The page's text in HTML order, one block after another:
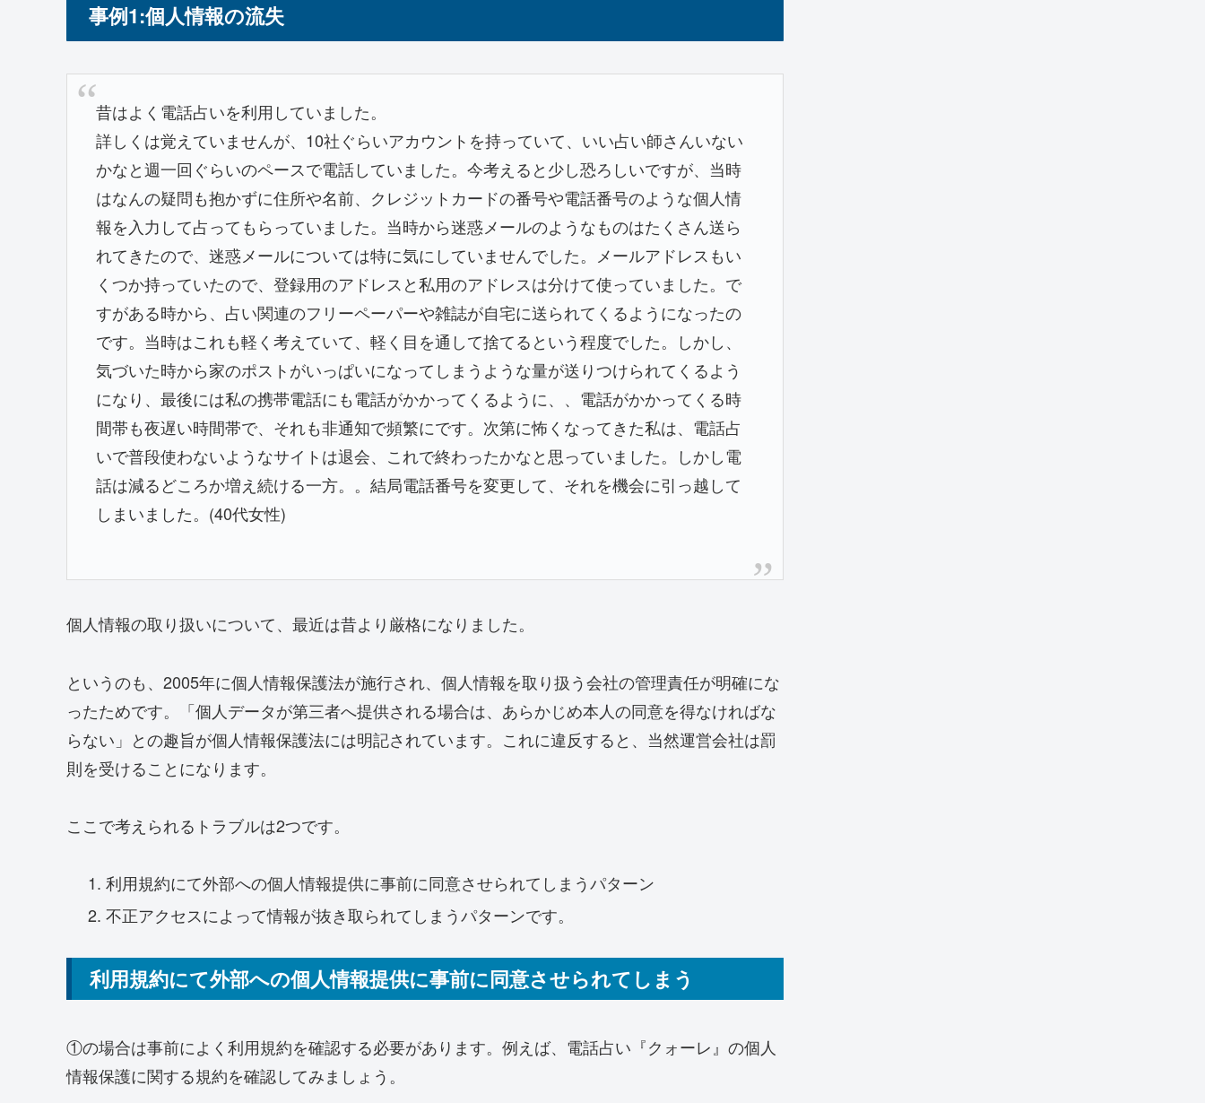
事例1:個人情報の流失
昔はよく電話占いを利用していました。
詳しくは覚えていませんが、10社ぐらいアカウントを持っていて、いい占い師さんいない
かなと週一回ぐらいのペースで電話していました。今考えると少し恐ろしいですが、当時
はなんの疑問も抱かずに住所や名前、クレジットカードの番号や電話番号のような個人情
報を入力して占ってもらっていました。当時から迷惑メールのようなものはたくさん送ら
れてきたので、迷惑メールについては特に気にしていませんでした。メールアドレスもい
くつか持っていたので、登録用のアドレスと私用のアドレスは分けて使っていました。で
すがある時から、占い関連のフリーペーパーや雑誌が自宅に送られてくるようになったの
です。当時はこれも軽く考えていて、軽く目を通して捨てるという程度でした。しかし、
気づいた時から家のポストがいっぱいになってしまうような量が送りつけられてくるよう
になり、最後には私の携帯電話にも電話がかかってくるように、、電話がかかってくる時
間帯も夜遅い時間帯で、それも非通知で頻繁にです。次第に怖くなってきた私は、電話占
いで普段使わないようなサイトは退会、これで終わったかなと思っていました。しかし電
話は減るどころか増え続ける一方。。結局電話番号を変更して、それを機会に引っ越して
しまいました。(40代女性)
個人情報の取り扱いについて、最近は昔より厳格になりました。
というのも、 2005年に個人情報保護法が施行され、個人情報を取り扱う会社の管理責任が明確にな
ったためです。「個人データが第三者へ提供される場合は、あらかじめ本人の同意を得なければな
らない」との趣旨が個人情報保護法には明記されています。これに違反すると、当然運営会社は罰
則を受けることになります。
ここで考えられるトラブルは2つです。
利用規約にて外部への個人情報提供に事前に同意させられてしまうパターン
不正アクセスによって情報が抜き取られてしまうパターンです。
利用規約にて外部への個人情報提供に事前に同意させられてしまう
①の場合は事前によく利用規約を確認する必要があります。 例えば、電話占い『クォーレ』の個人
情報保護に関する規約を確認してみましょう。